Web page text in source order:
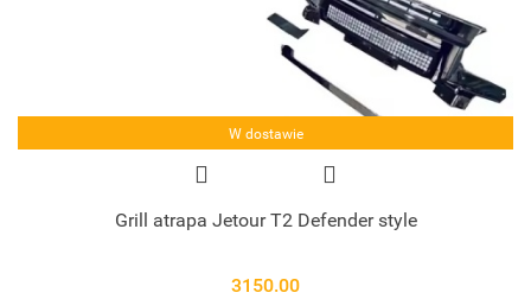
W dostawie
Grill atrapa Jetour T2 Defender style
3150.00